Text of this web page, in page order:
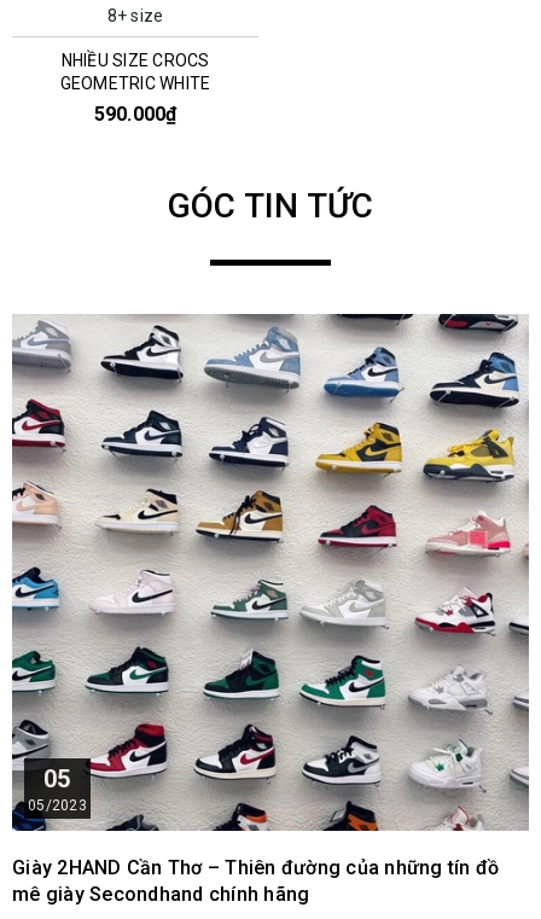
8+ size
NHIỀU SIZE CROCS
GEOMETRIC WHITE
590.000₫
GÓC TIN TỨC
05
05/2023
Giày 2HAND Cần Thơ – Thiên đường của những tín đồ
mê giày Secondhand chính hãng